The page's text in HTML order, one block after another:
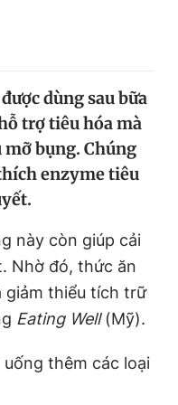
360
cần biết
hệ quảng cáo
dùng sau bữa
trợ tiêu hóa mà
bụng. Chúng
enzyme tiêu
này còn giúp cải
Nhờ đó, thức ăn
giảm thiểu tích trữ
Eating Well(Mỹ).
uống thêm các loại